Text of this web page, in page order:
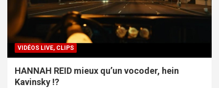
VIDÉOS LIVE, CLIPS
HANNAH REID mieux qu’un vocoder, hein
Kavinsky !?